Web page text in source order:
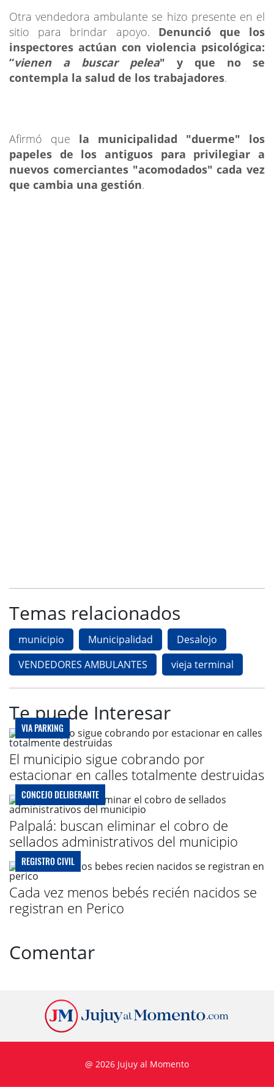
Otra vendedora ambulante se hizo presente en el
sitio para brindar apoyo. Denunció que los
inspectores actúan con violencia psicológica:
“vienen a buscar pelea" y que no se
contempla la salud de los trabajadores.
Afirmó que la municipalidad "duerme" los
papeles de los antiguos para privilegiar a
nuevos comerciantes "acomodados" cada vez
que cambia una gestión.
Temas relacionados
municipio Municipalidad
Desalojo
VENDEDORES AMBULANTES
vieja terminal
Te puede Interesar
VIA PARKING
El municipio sigue cobrando por
estacionar en calles totalmente destruidas
CONCEJO DELIBERANTE
Palpalá: buscan eliminar el cobro de
sellados administrativos del municipio
REGISTRO CIVIL
Cada vez menos bebés recién nacidos se
registran en Perico
Comentar
@ 2026 Jujuy al Momento